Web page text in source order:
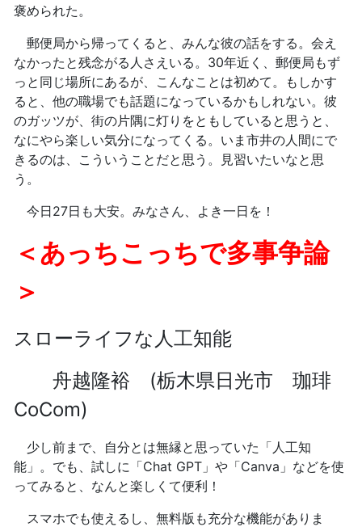
褒められた。
郵便局から帰ってくると、みんな彼の話をする。会え
なかったと残念がる人さえいる。30年近く、郵便局もず
っと同じ場所にあるが、こんなことは初めて。もしかす
ると、他の職場でも話題になっているかもしれない。彼
のガッツが、街の片隅に灯りをともしていると思うと、
なにやら楽しい気分になってくる。いま市井の人間にで
きるのは、こういうことだと思う。見習いたいなと思
う。
今日27日も大安。みなさん、よき一日を！
＜あっちこっちで多事争論
＞
スローライフな人工知能
舟越隆裕 (栃木県日光市 珈琲
CoCom)
少し前まで、自分とは無縁と思っていた「人工知
能」。でも、試しに「Chat GPT」や「Canva」などを使
ってみると、なんと楽しくて便利！
スマホでも使えるし、無料版も充分な機能がありま